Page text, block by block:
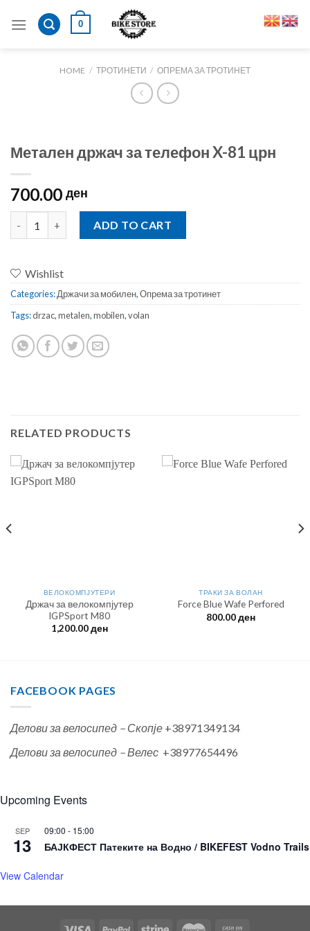
0
HOME / ТРОТИНЕТИ / ОПРЕМА ЗА ТРОТИНЕТ
Метален држач за телефон X-81 црн
700.00 ден
ADD TO CART
Wishlist
Categories:Држачи за мобилен,Опрема за тротинет
Tags:drzac,metalen,mobilen,volan
RELATED PRODUCTS
ВЕЛОКОМПЈУТЕРИ
Држач за велокомпјутер
IGPSport M80
1,200.00ден
ТРАКИ ЗА ВОЛАН
Force Blue Wafe Perfored
800.00ден
FACEBOOK PAGES
Делови за велосипед – Скопје +38971349134
Делови за велосипед – Велес +38977654496
Upcoming Events
SEP
13
09:00 - 15:00
БАЈКФЕСТ Патеките на Водно / BIKEFEST Vodno Trails
View Calendar